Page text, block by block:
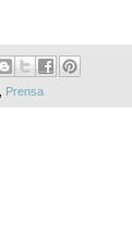
Prensa